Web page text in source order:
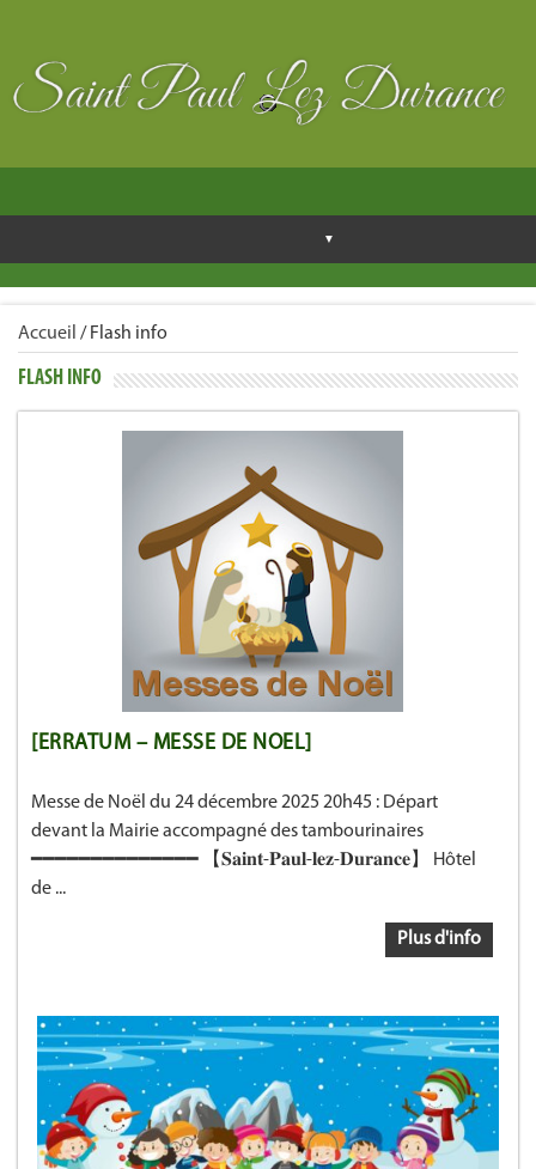
Accueil / Flash info
FLASH INFO
[ERRATUM – MESSE DE NOEL]
Messe de Noël du 24 décembre 2025 20h45 : Départ
devant la Mairie accompagné des tambourinaires
━━━━━━━━━━━━━━ 【𝐒𝐚𝐢𝐧𝐭-𝐏𝐚𝐮𝐥-𝐥𝐞𝐳-𝐃𝐮𝐫𝐚𝐧𝐜𝐞】 Hôtel
de ...
Plus d'info